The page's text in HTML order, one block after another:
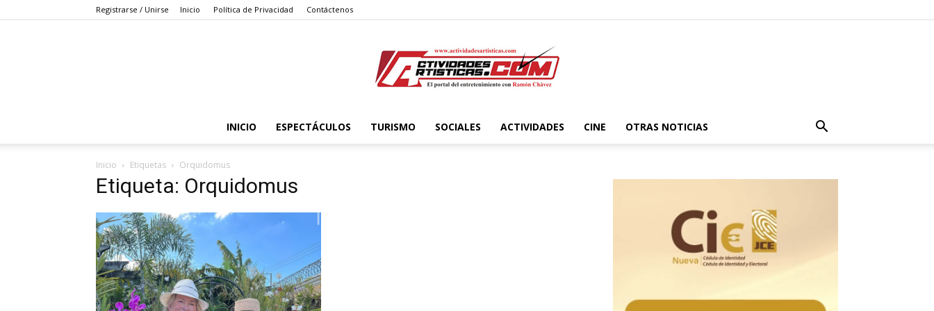
Registrarse / Unirse Inicio Política de Privacidad Contáctenos
Actividadesartisticas.com
INICIO ESPECTÁCULOS TURISMO SOCIALES ACTIVIDADES CINE OTRAS NOTICIAS
Inicio Etiquetas Orquidomus
Etiqueta: Orquidomus